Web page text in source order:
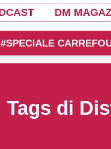
DM
#SPECIALE
Tags di